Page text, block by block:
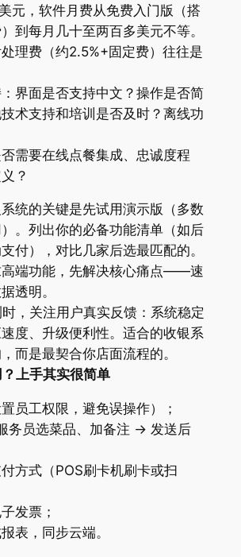
元，软件月费从免费入门版（搭
到每月几十至两百多美元不等。
理费（约2.5%+固定费）往往是
界面是否支持中文？操作是否简
术支持和培训是否及时？离线功
需要在线点餐集成、忠诚度程
？
统的关键是先试用演示版（多数
。列出你的必备功能清单（如后
付），对比几家后选最匹配的。
高端功能，先解决核心痛点——速
透明。
，关注用户真实反馈：系统稳定
度、升级便利性。适合的收银系
而是最契合你店面流程的。
上手其实很简单
员工权限，避免误操作）；
务员选菜品、加备注 → 发送后
方式（POS刷卡机刷卡或扫
发票；
表，同步云端。